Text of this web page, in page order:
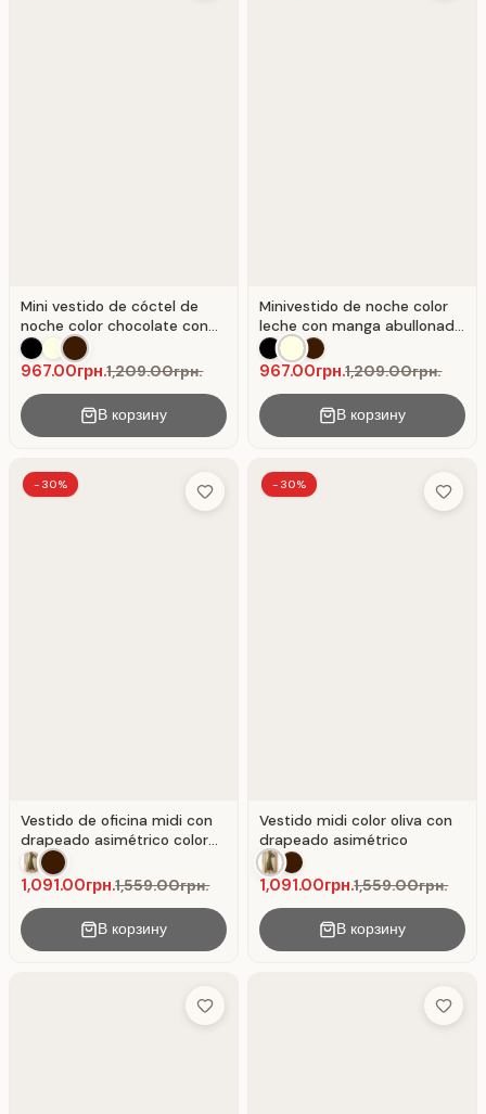
Mini vestido de cóctel de
noche color chocolate con
manga asimétrica
967.00грн.1,209.00грн.
В корзину
Minivestido de noche color
leche con manga abullonada
asimétrica
967.00грн.1,209.00грн.
В корзину
-30%
Add to Wish List
Vestido de oficina midi con
drapeado asimétrico color
chocolate
1,091.00грн.1,559.00грн.
В корзину
-30%
Add to
Vestido midi color oliva con
drapeado asimétrico
1,091.00грн.1,559.00грн.
В корзину
Add to Wish List Add to